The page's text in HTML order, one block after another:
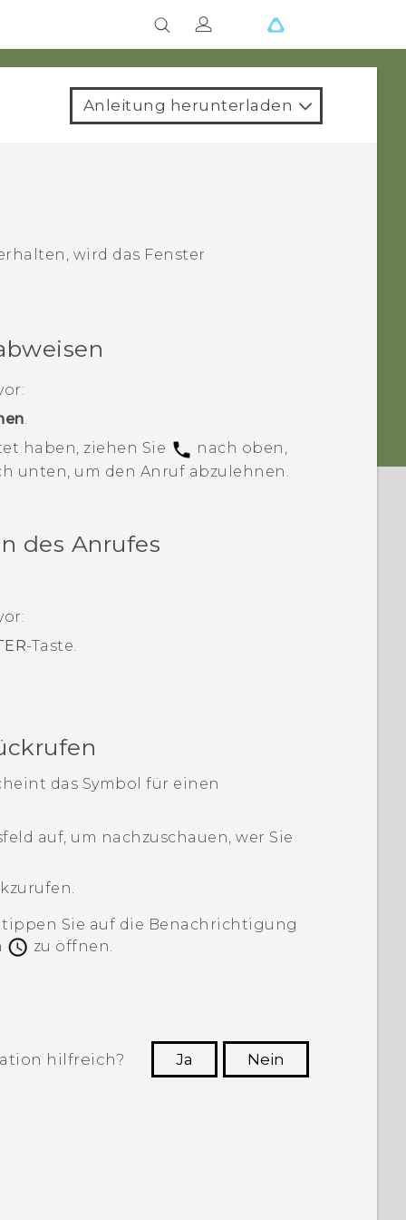
Anleitung herunterladen
wird das Fenster
.
haben, ziehen Sie
nach oben,
unten, um den Anruf abzulehnen.
des Anrufes
-Taste.
das Symbol für einen
auf, um nachzuschauen, wer Sie
Sie auf die Benachrichtigung
zu öffnen.
hilfreich? Ja
Nein